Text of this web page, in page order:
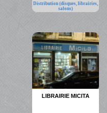
Distribution (disques, librairies,
salons)
LIBRAIRIE MICITA